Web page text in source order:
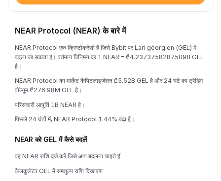
NEAR Protocol (NEAR) के बारे में
NEAR Protocol एक क्रिप्टोकरेंसी है जिसे Bybit पर Lari géorgien (GEL) में
बदला जा सकता है। वर्तमान विनिमय दर 1 NEAR = ₾4.23737582875098 GEL
है।
NEAR Protocol का मार्केट कैपिटलाइजेशन ₾5.52B GEL है और 24 घंटे का ट्रेडिंग
वॉल्यूम ₾276.98M GEL है।
परिसंचारी आपूर्ति 1B NEAR है।
पिछले 24 घंटों में, NEAR Protocol 1.44% बढ़ा है।
NEAR को GEL में कैसे बदलें
वह NEAR राशि दर्ज करें जिसे आप बदलना चाहते हैं
कैलकुलेटर GEL में समतुल्य राशि दिखाएगा